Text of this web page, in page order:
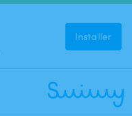
Installer